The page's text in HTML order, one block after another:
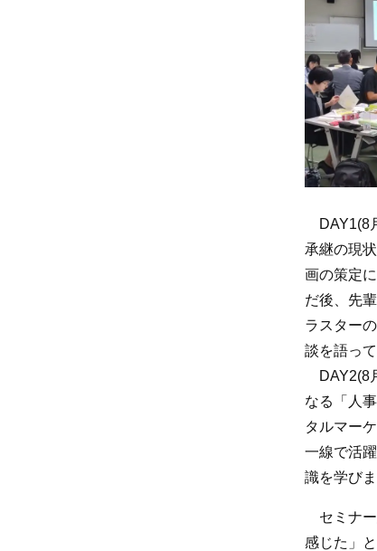
DAY1(8
承継の現
画の策定
だ後、先
ラスター
談を語っ
DAY2(8
なる「人
タルマー
一線で活
識を学びま
セミナー
感じた」